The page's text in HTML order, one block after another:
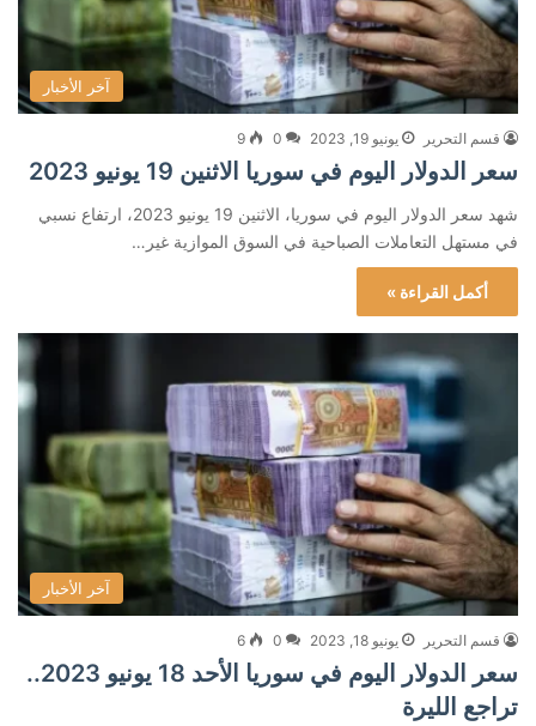
آخر الأخبار
قسم التحرير يونيو 19, 2023 0
9
سعر الدولار اليوم في سوريا الاثنين 19 يونيو 2023
شهد سعر الدولار اليوم في سوريا، الاثنين 19 يونيو 2023، ارتفاع نسبي
في مستهل التعاملات الصباحية في السوق الموازية غير…
أكمل القراءة »
آخر الأخبار
قسم التحرير يونيو 18, 2023 0
6
سعر الدولار اليوم في سوريا الأحد 18 يونيو 2023..
تراجع الليرة